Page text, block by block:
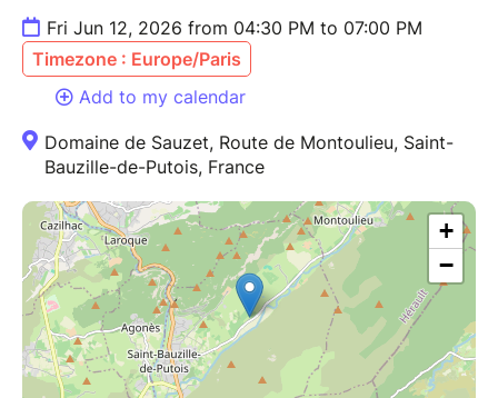
Fri Jun 12, 2026 from 04:30 PM to 07:00 PM
Timezone : Europe/Paris
Add to my calendar
Domaine de Sauzet, Route de Montoulieu, Saint-
Bauzille-de-Putois, France
+
−